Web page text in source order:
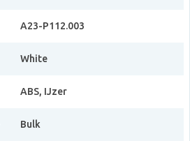
A23-P112.003
White
ABS, IJzer
Bulk